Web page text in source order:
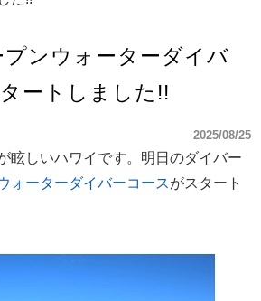
ンウォーターダイバ
ートしました!!
2025/08/25
眩しいハワイです。明日のダイバー
ォーターダイバーコースがスタート